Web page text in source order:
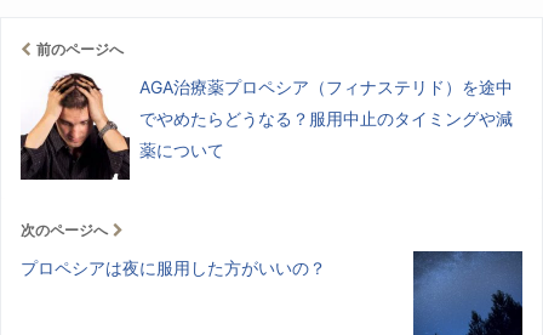
前のページへ
AGA治療薬プロペシア（フィナステリド）を途中
でやめたらどうなる？服用中止のタイミングや減
薬について
次のページへ
プロペシアは夜に服用した方がいいの？